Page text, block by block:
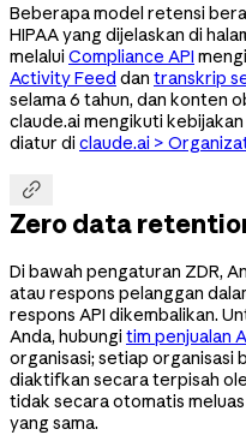
Beberapa model retensi
HIPAA yang dijelaskan di
melalui Compliance API
Activity Feed dan transkrip
selama 6 tahun, dan konten
claude.ai mengikuti
diatur di claude.ai >

Zero data
Di bawah pengaturan ZDR,
atau respons pelanggan
respons API dikembalikan.
Anda, hubungi tim penjualan
organisasi; setiap organisasi
diaktifkan secara terpisah
tidak secara otomatis
yang sama.